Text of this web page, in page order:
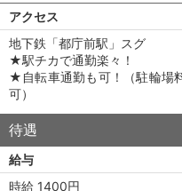
アクセス
地下鉄「都庁前駅」スグ
★駅チカで通勤楽々！
★自転車通勤も可！（駐輪場
可）
待遇
給与
時給 1400円